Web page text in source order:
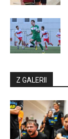
Z GALERII